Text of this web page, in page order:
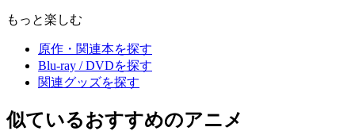
もっと楽しむ
原作・関連本を探す
Blu-ray / DVDを探す
関連グッズを探す
似ているおすすめのアニメ